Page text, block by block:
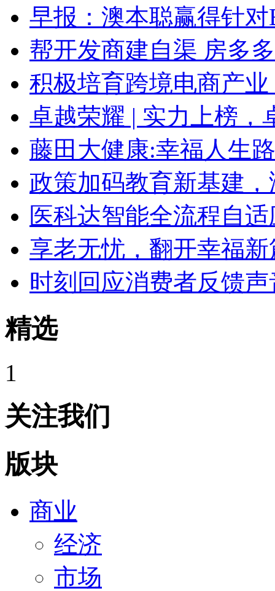
早报：澳本聪赢得针对
帮开发商建自渠 房多
积极培育跨境电商产业
卓越荣耀 | 实力上榜，
藤田大健康:幸福人生路
政策加码教育新基建，
医科达智能全流程自适
享老无忧，翻开幸福新
时刻回应消费者反馈声
精选
1
关注我们
版块
商业
经济
市场